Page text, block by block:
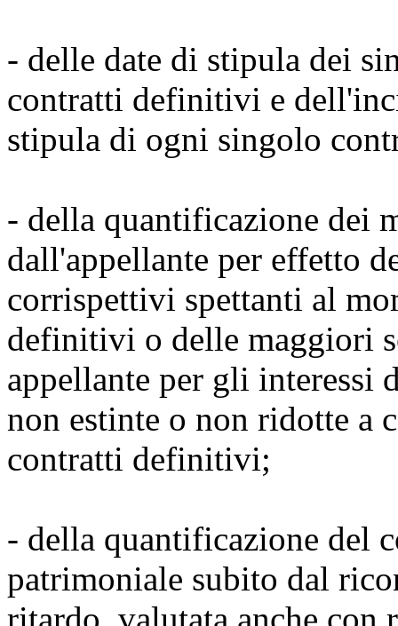
- delle date di stipula dei
contratti definitivi e
stipula di ogni singolo
- della quantificazione dei
dall'appellante per effetto
corrispettivi spettanti al
definitivi o delle maggiori
appellante per gli interessi
non estinte o non ridotte a
contratti definitivi;
- della quantificazione del
patrimoniale subito dal